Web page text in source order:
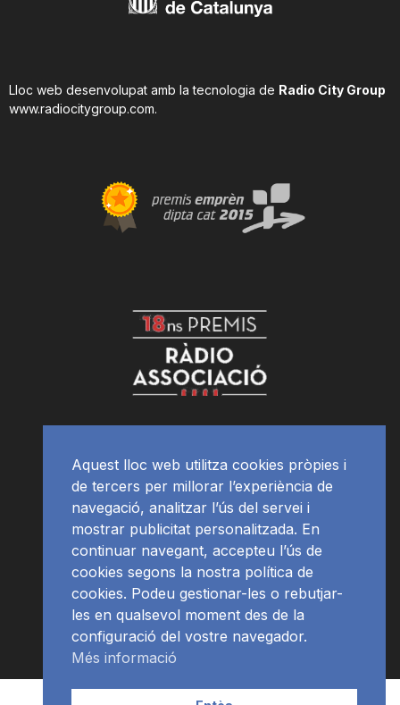
Lloc web desenvolupat amb la tecnologia de Radio City Group
www.radiocitygroup.com.
APP Programació
Aquest lloc web utilitza cookies pròpies i
de tercers per millorar l’experiència de
navegació, analitzar l’ús del servei i
mostrar publicitat personalitzada. En
continuar navegant, accepteu l’ús de
cookies segons la nostra política de
cookies. Podeu gestionar-les o rebutjar-
les en qualsevol moment des de la
configuració del vostre navegador.
Més informació